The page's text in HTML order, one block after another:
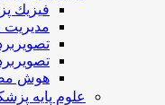
فيزيك
هوش
علوم پایه